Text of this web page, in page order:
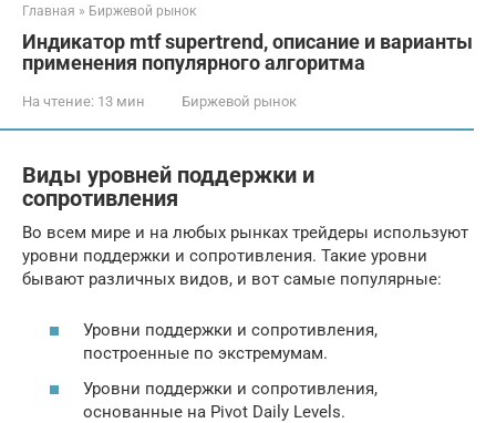
Главная » Биржевой рынок
Индикатор mtf supertrend, описание и варианты
применения популярного алгоритма
На чтение: 13 мин Биржевой рынок
Виды уровней поддержки и
сопротивления
Во всем мире и на любых рынках трейдеры используют
уровни поддержки и сопротивления. Такие уровни
бывают различных видов, и вот самые популярные:
Уровни поддержки и сопротивления,
построенные по экстремумам.
Уровни поддержки и сопротивления,
основанные на Pivot Daily Levels.